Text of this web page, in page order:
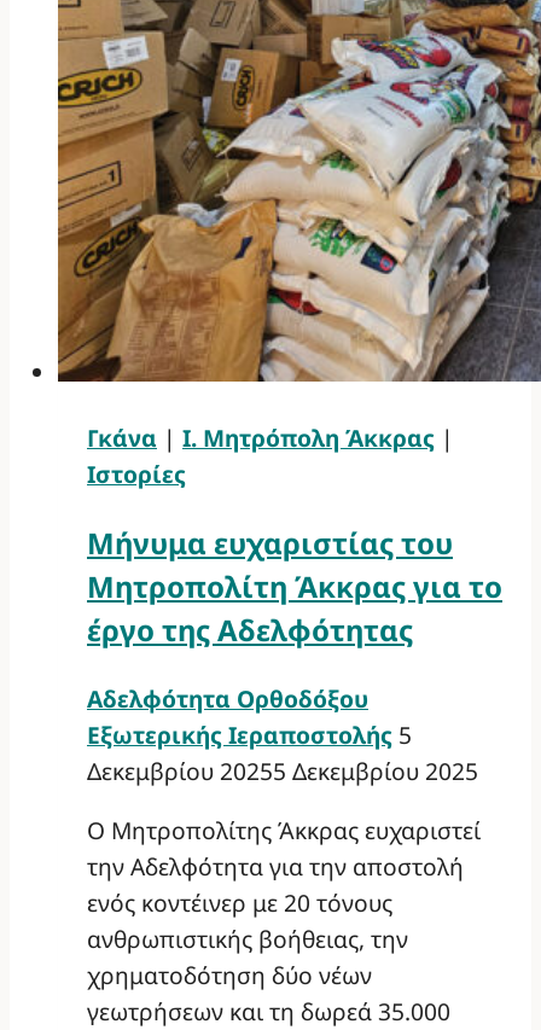
Γκάνα | Ι. Μητρόπολη Άκκρας |
Ιστορίες
Μήνυμα ευχαριστίας του
Μητροπολίτη Άκκρας για το
έργο της Αδελφότητας
Αδελφότητα Ορθοδόξου
Εξωτερικής Ιεραποστολής 5
Δεκεμβρίου 20255 Δεκεμβρίου 2025
Ο Μητροπολίτης Άκκρας ευχαριστεί
την Αδελφότητα για την αποστολή
ενός κοντέινερ με 20 τόνους
ανθρωπιστικής βοήθειας, την
χρηματοδότηση δύο νέων
γεωτρήσεων και τη δωρεά 35.000